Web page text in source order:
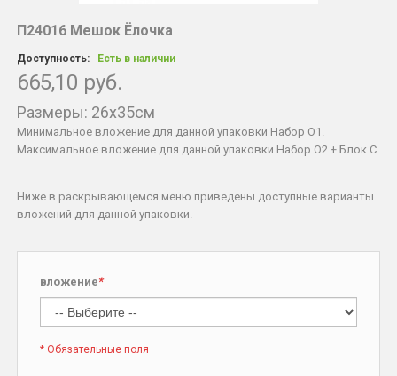
П24016 Мешок Ёлочка
Доступность: Есть в наличии
665,10 руб.
Размеры: 26x35см
Минимальное вложение для данной упаковки Набор O1.
Максимальное вложение для данной упаковки Набор O2 + Блок C.
Ниже в раскрывающемся меню приведены доступные варианты
вложений для данной упаковки.
*
вложение
* Обязательные поля